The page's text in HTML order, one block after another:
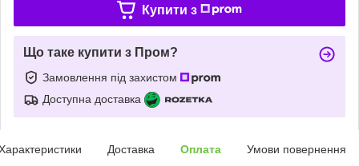
Купити з
Що таке купити з Пром?
Замовлення під захистом
Доступна доставка
Доставка Оплата Умови повернення